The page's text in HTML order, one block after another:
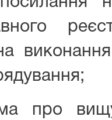
про